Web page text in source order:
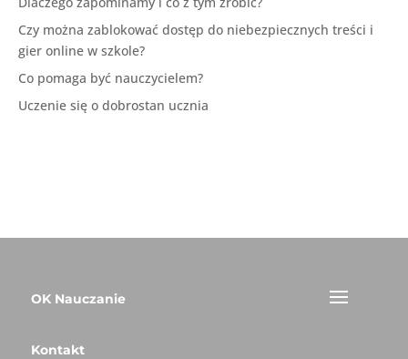
Czy można zablokować dostęp do niebezpiecznych treści i
gier online w szkole?
Co pomaga być nauczycielem?
Uczenie się o dobrostan ucznia
OK Nauczanie
Kontakt